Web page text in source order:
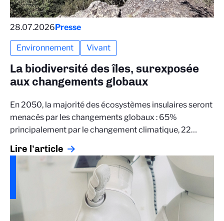
28.07.2026Presse
Environnement Vivant
La biodiversité des îles, surexposée
aux changements globaux
En 2050, la majorité des écosystèmes insulaires seront
menacés par les changements globaux : 65%
principalement par le changement climatique, 22…
Lire l'article